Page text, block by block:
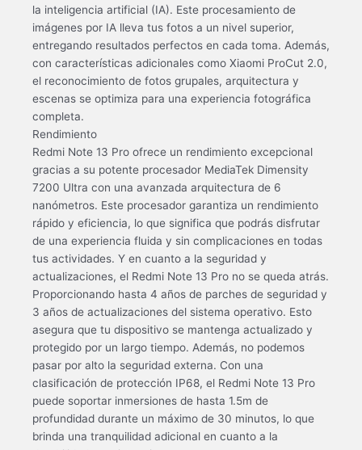
la inteligencia artificial (IA). Este procesamiento de
imágenes por IA lleva tus fotos a un nivel superior,
entregando resultados perfectos en cada toma. Además,
con características adicionales como Xiaomi ProCut 2.0,
el reconocimiento de fotos grupales, arquitectura y
escenas se optimiza para una experiencia fotográfica
completa.
Rendimiento
Redmi Note 13 Pro ofrece un rendimiento excepcional
gracias a su potente procesador MediaTek Dimensity
7200 Ultra con una avanzada arquitectura de 6
nanómetros. Este procesador garantiza un rendimiento
rápido y eficiencia, lo que significa que podrás disfrutar
de una experiencia fluida y sin complicaciones en todas
tus actividades. Y en cuanto a la seguridad y
actualizaciones, el Redmi Note 13 Pro no se queda atrás.
Proporcionando hasta 4 años de parches de seguridad y
3 años de actualizaciones del sistema operativo. Esto
asegura que tu dispositivo se mantenga actualizado y
protegido por un largo tiempo. Además, no podemos
pasar por alto la seguridad externa. Con una
clasificación de protección IP68, el Redmi Note 13 Pro
puede soportar inmersiones de hasta 1.5m de
profundidad durante un máximo de 30 minutos, lo que
brinda una tranquilidad adicional en cuanto a la